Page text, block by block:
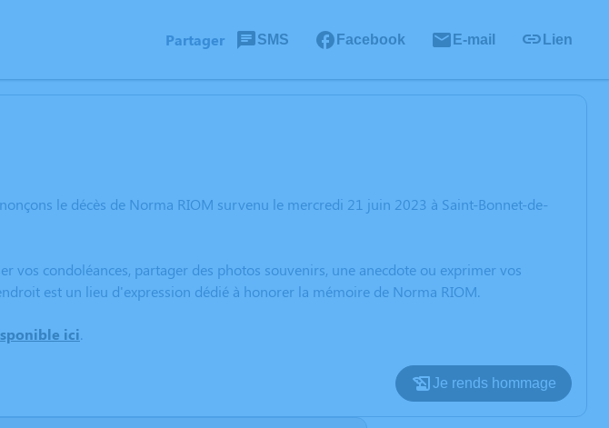
Partager SMS Facebook E-mail Lien
le décès de Norma RIOM survenu le mercredi 21 juin 2023 à Saint-Bonnet-de-
vos condoléances, partager des photos souvenirs, une anecdote ou exprimer vos
est un lieu d'expression dédié à honorer la mémoire de Norma RIOM.
ici.
Je rends hommage